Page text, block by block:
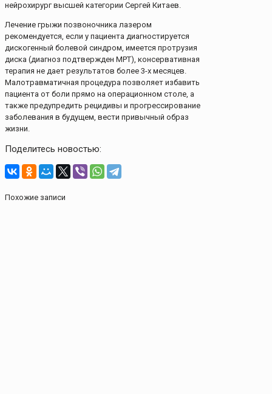
нейрохирург высшей категории Сергей Китаев.
Лечение грыжи позвоночника лазером
рекомендуется, если у пациента диагностируется
дискогенный болевой синдром, имеется протрузия
диска (диагноз подтвержден МРТ), консервативная
терапия не дает результатов более 3-х месяцев.
Малотравматичная процедура позволяет избавить
пациента от боли прямо на операционном столе, а
также предупредить рецидивы и прогрессирование
заболевания в будущем, вести привычный образ
жизни.
Поделитесь новостью:
Похожие записи